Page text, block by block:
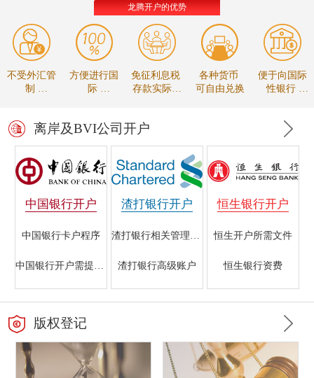
结算
龙腾开户的优势
不受外汇管
制
方便进行国
际
免征利息税
存款实际收
各种货币
可自由兑换
便于向国际
性银行
离岸及BVI公司开户
中国银行开户
中国银行卡户程序
中国银行开户需提交的文件
中国银行不同帐户所需材料
渣打银行开户
渣打银行相关管理规定
渣打银行高级账户
渣打银行离岸账户开户条件
恒生银行开户
恒生开户所需文件
恒生银行资费
恒生银行的开户条件
香港恒生银行与国内银行开户的区别
版权登记